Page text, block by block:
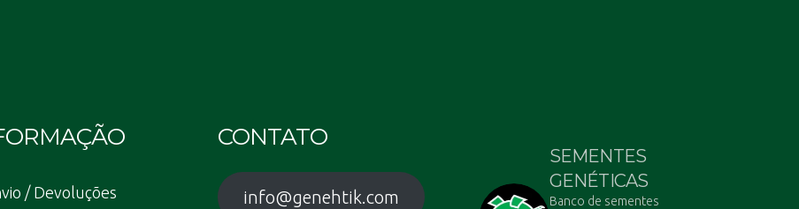
/ Devoluções
CONTATO
info@genehtik.com
SEMENTES
GENÉTICAS
Banco de sementes